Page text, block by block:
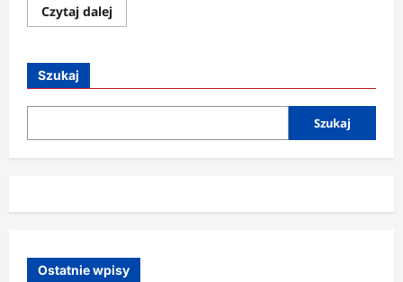
Czytaj dalejDowiedz
się
z
infinite
Szukaj
Szukaj
Ostatnie wpisy